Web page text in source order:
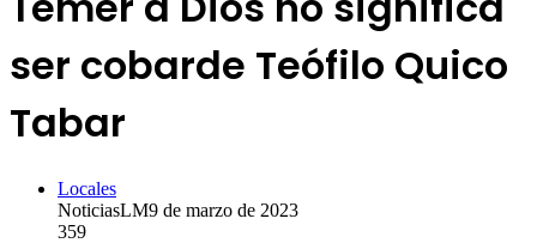
ser cobarde Teófilo Quico
Tabar
Locales
NoticiasLM9 de marzo de 2023
359